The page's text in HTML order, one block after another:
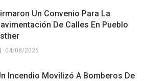
Un Convenio Para La
De Calles En Pueblo
04/08/2026
Incendio Movilizó A Bomberos De